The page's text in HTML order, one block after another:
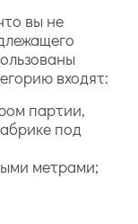
вы не
входят:
партии,
под
метрами;